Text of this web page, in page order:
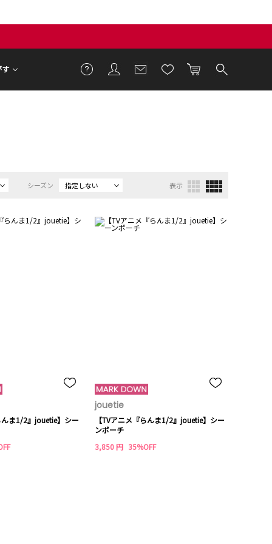
す
シーズン 指定しない 表示
ま1/2』jouetie】シー
jouetie
【TVアニメ『らんま1/2』jouetie】シー
ンポーチ
3,850 円 35%OFF